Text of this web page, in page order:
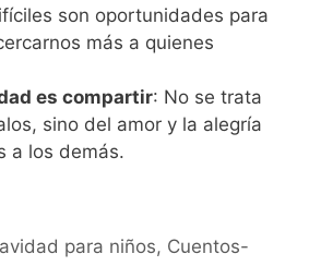
son oportunidades para
más a quienes
es compartir: No se trata
sino del amor y la alegría
a los demás.
para niños, Cuentos-